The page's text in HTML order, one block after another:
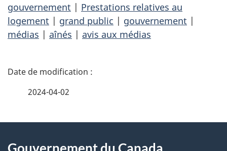
gouvernement | Prestations relatives au
logement | grand public | gouvernement |
médias | aînés | avis aux médias
D
2024-04-02